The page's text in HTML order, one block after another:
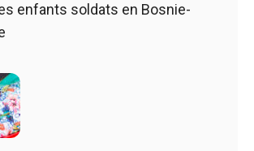
enfants soldats en Bosnie-